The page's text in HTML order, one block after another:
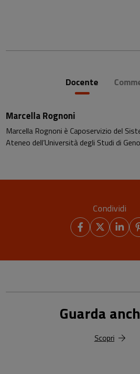
Docente
Marcella Rognoni
Marcella Rognoni è Caposervizio del
Ateneo dell’Università degli Studi di
Condividi
Guarda
Scopri